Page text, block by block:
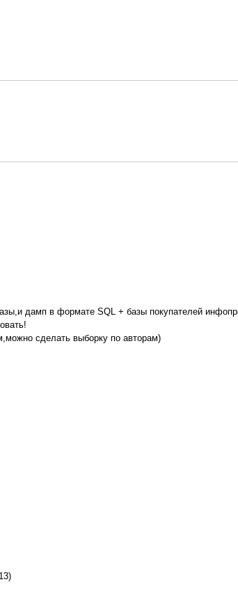
дамп в формате SQL + базы покупателей
сделать выборку по авторам)